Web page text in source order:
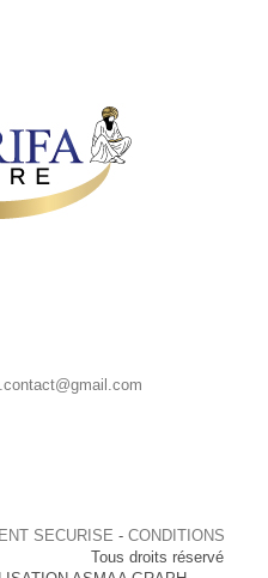
SECURISE - CONDITIONS
Tous droits réservé